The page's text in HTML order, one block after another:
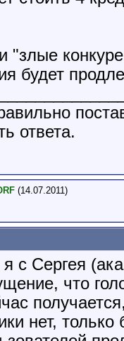
"злые
будет
ответа.
(14.07.2011)
с Сергея
что
нет,